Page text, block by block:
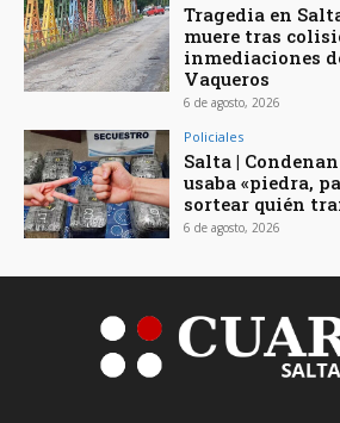
Tragedia en
muere tras
inmediaciones
Vaqueros
6 de agosto, 2026
Policiales
Salta |
usaba «piedra,
sortear quién
6 de agosto, 2026